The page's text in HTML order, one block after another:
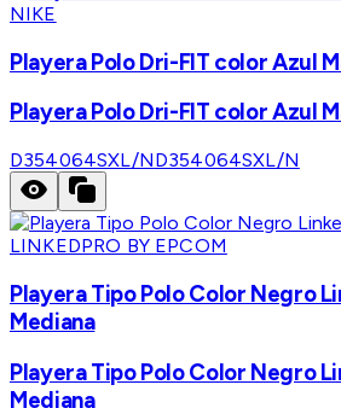
NIKE
Playera Polo Dri-FIT color Azul
Playera Polo Dri-FIT color Azul
D354064SXL/ND354064SXL/N
LINKEDPRO BY EPCOM
Playera Tipo Polo Color Negro
Mediana
Playera Tipo Polo Color Negro
Mediana